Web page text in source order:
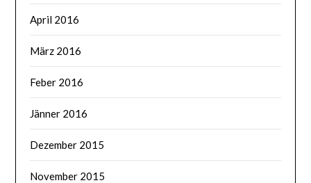
April 2016
März 2016
Feber 2016
Jänner 2016
Dezember 2015
November 2015